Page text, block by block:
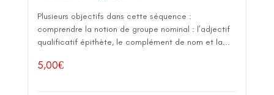
Plusieurs objectifs dans cette séquence :
comprendre la notion de groupe nominal : l’adjectif
qualificatif épithète, le complément de nom et la...
5,00€